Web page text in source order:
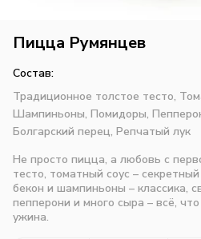
Пицца Румянцев
Состав:
Традиционное толстое тесто,
Шампиньоны, Помидоры,
Болгарский перец, Репчатый лук
Не просто пицца, а любовь с
тесто, томатный соус –
бекон и шампиньоны – классика,
пепперони и много сыра – всё,
ужина.